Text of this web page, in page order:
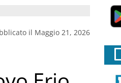
il Maggio 21, 2026